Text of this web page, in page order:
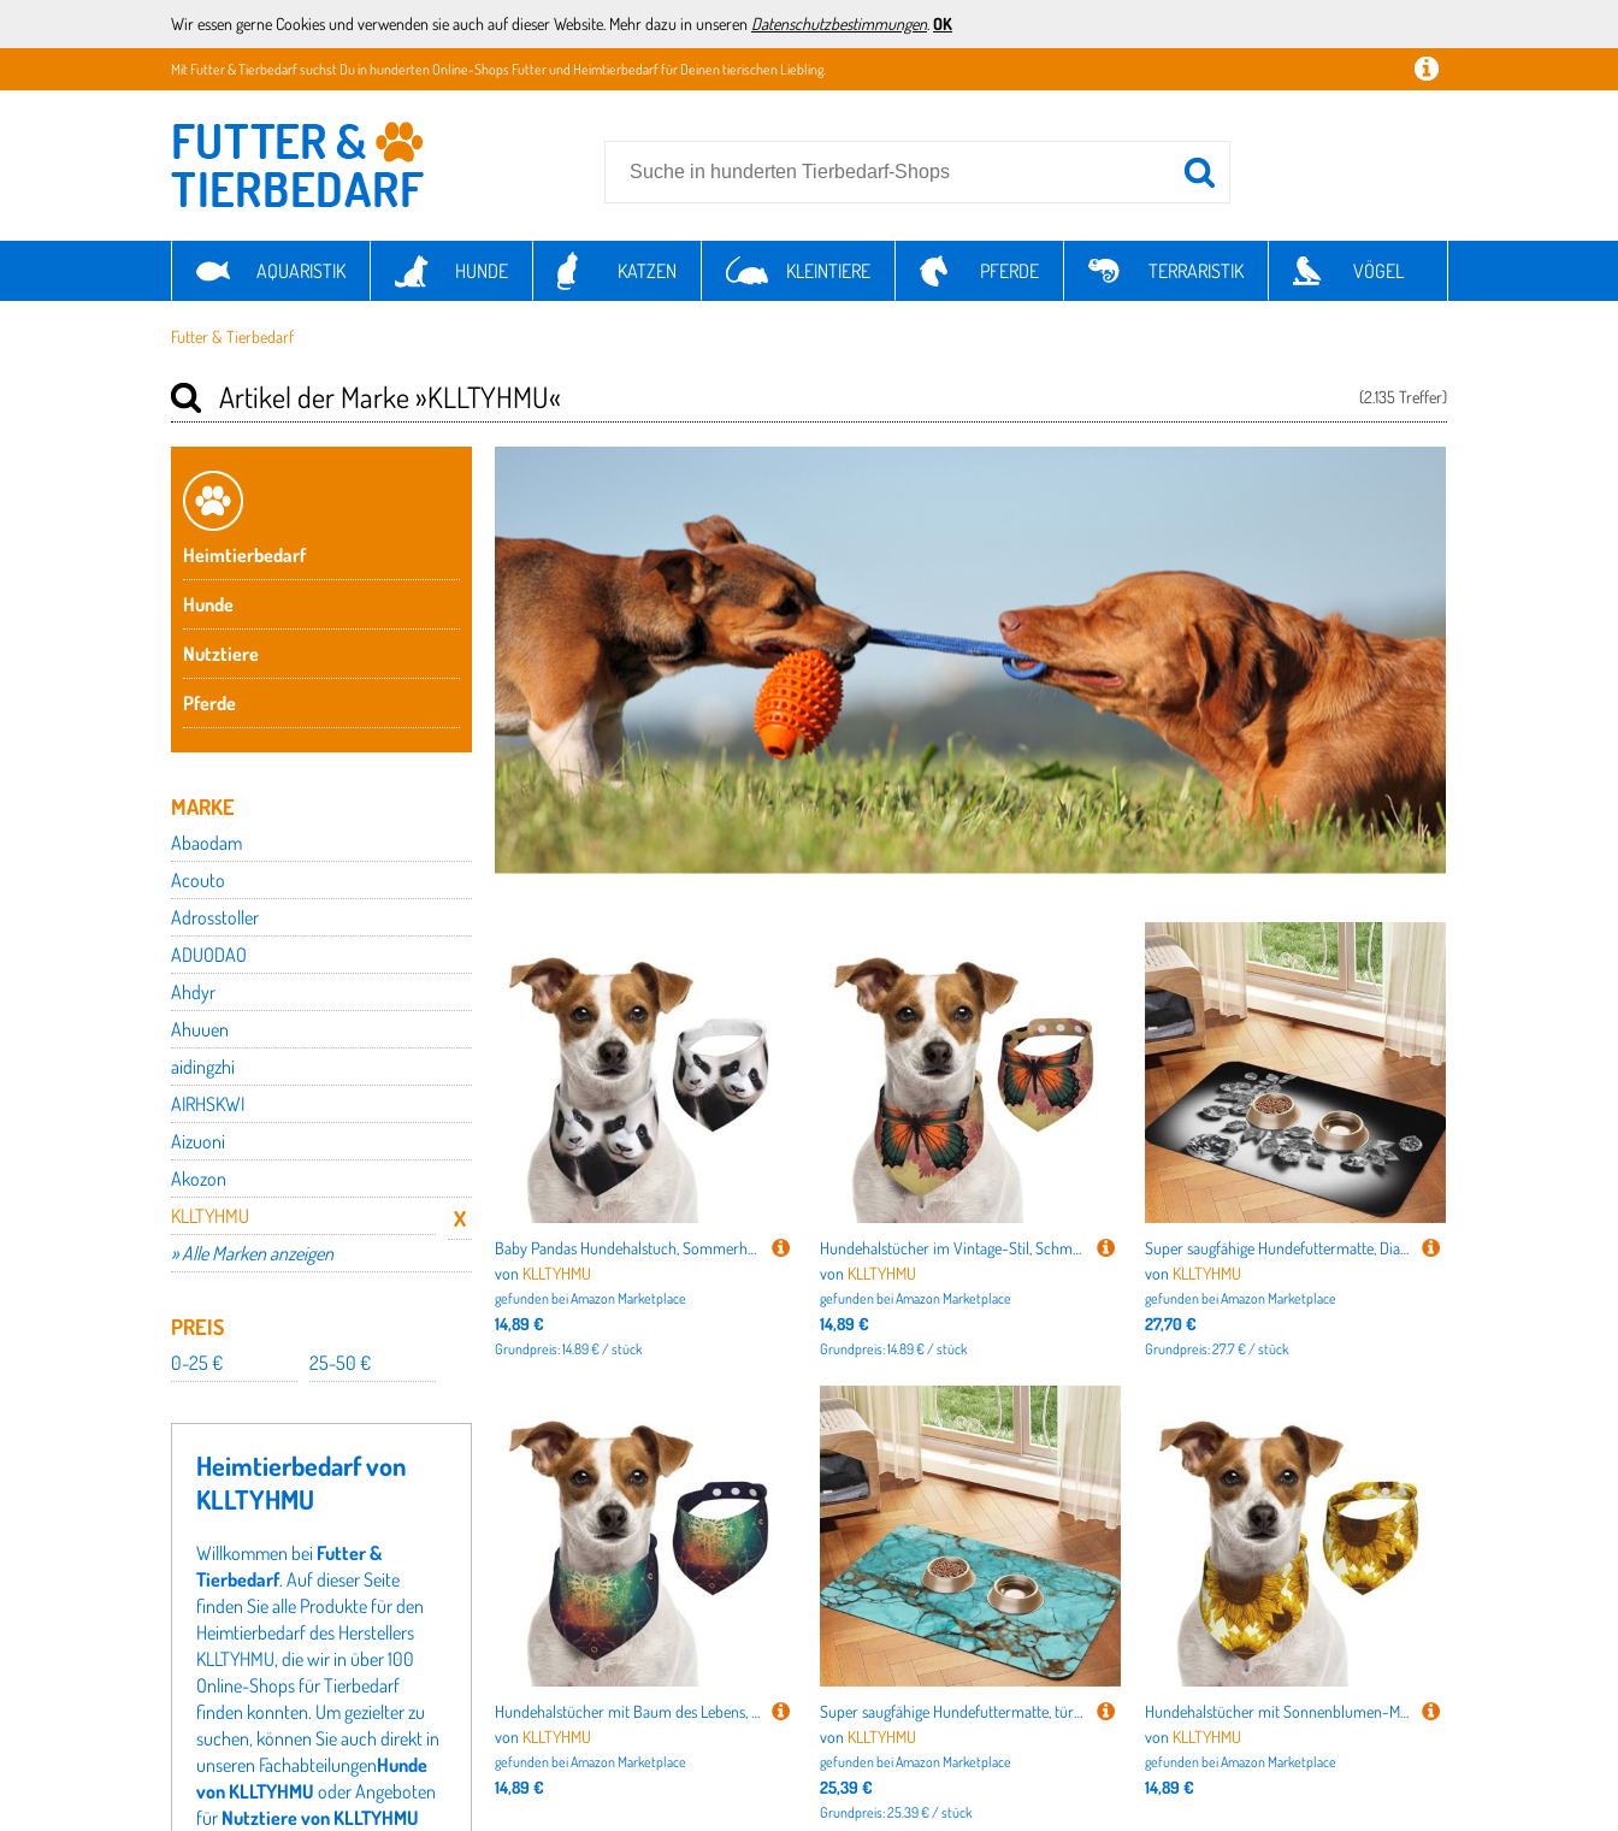
Wir essen gerne Cookies und verwenden sie auch auf dieser Website. Mehr dazu in unseren Datenschutzbestimmungen. OK
Mit Futter & Tierbedarf suchst Du in hunderten Online-Shops Futter und Heimtierbedarf für Deinen tierischen Liebling.
AQUARISTIK HUNDE KATZEN KLEINTIERE PFERDE TERRARISTIK VÖGEL
Futter & Tierbedarf
(2.135 Treffer)
Artikel der Marke»KLLTYHMU«
Heimtierbedarf
Hunde
Nutztiere
Pferde
MARKE
Abaodam
Acouto
Adrosstoller
ADUODAO
Ahdyr
Ahuuen
aidingzhi
AIRHSKWI
Aizuoni
Akozon
KLLTYHMU
» Alle Marken anzeigen
PREIS
0-25 € 25-50 €
Heimtierbedarf von
KLLTYHMU
Willkommen bei Futter &
Tierbedarf. Auf dieser Seite
finden Sie alle Produkte für den
Heimtierbedarf des Herstellers
KLLTYHMU, die wir in über 100
Online-Shops für Tierbedarf
finden konnten. Um gezielter zu
suchen, können Sie auch direkt in
unseren FachabteilungenHunde
von KLLTYHMU oder Angeboten
für Nutztiere von KLLTYHMU
Baby Pandas Hundehalstuch, Sommerhalstücher für Hunde, waschbar, verstellbar, Dreieckstuch für mittelgroße und große Hunde, Welpen und Katzen, klein
von KLLTYHMU
gefunden beiAmazon Marketplace
14,89 €
Grundpreis: 14.89 € / stück
Hundehalstücher im Vintage-Stil, Schmetterlings-Motiv, Sommerhalstücher für Hunde, waschbar, verstellbar, Dreieckstuch für mittelgroße und große Hunde, Welpen und Katzen, klein
von KLLTYHMU
gefunden beiAmazon Marketplace
14,89 €
Grundpreis: 14.89 € / stück
Super saugfähige Hundefuttermatte, Diamant-Schmucksteine, luxuriöse Futtermatte für Futter- und Wassernäpfe, rutschfest, wasserdicht, Platzierungspad für Böden, schnell trocknende Wasserspendermatte
von KLLTYHMU
gefunden beiAmazon Marketplace
27,70 €
Grundpreis: 27.7 € / stück
Hundehalstücher mit Baum des Lebens, Sommerhalstücher für Hunde, waschbar, verstellbar, dreieckig, niedlich, für mittelgroße und große Hunde, Welpen und Katzen, Größe M
von KLLTYHMU
gefunden beiAmazon Marketplace
14,89 €
Super saugfähige Hundefuttermatte, türkisfarbener Marmor, Haustier-Futtermatte für Futter- und Wassernäpfe, rutschfest, wasserdicht, Platzierungspad für Böden, schnell trocknende Wasserspendermatte
von KLLTYHMU
gefunden beiAmazon Marketplace
25,39 €
Grundpreis: 25.39 € / stück
Hundehalstücher mit Sonnenblumen-Motiv, Sommerhalstücher für Hunde, waschbar, verstellbar, Dreieckstuch für mittelgroße und große Hunde, Welpen und Katzen, Größe M
von KLLTYHMU
gefunden beiAmazon Marketplace
14,89 €